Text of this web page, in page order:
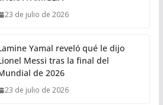
23 de julio de 2026
Yamal reveló qué le dijo
Messi tras la final del
de 2026
23 de julio de 2026